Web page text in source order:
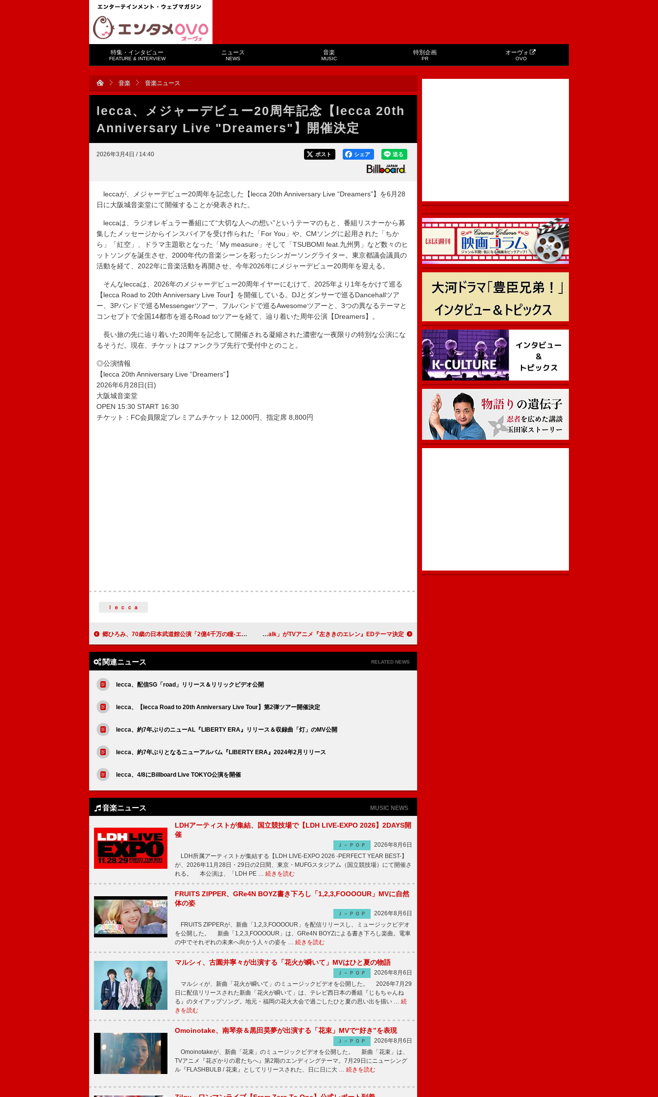
特集・インタビュー
FEATURE & INTERVIEW
ニュース
NEWS
音楽
MUSIC
特別企画
PR
オーヴォ
OVO
音楽 音楽ニュース
lecca、メジャーデビュー20周年記念【lecca 20th
Anniversary Live "Dreamers"】開催決定
2026年3月4日 / 14:40 送る
シェア
ポスト
leccaが、メジャーデビュー20周年を記念した【lecca 20th Anniversary Live “Dreamers”】を6月28
日に大阪城音楽堂にて開催することが発表された。
leccaは、ラジオレギュラー番組にて“大切な人への想い”というテーマのもと、番組リスナーから募
集したメッセージからインスパイアを受け作られた「For You」や、CMソングに起用された「ちか
ら」「紅空」、ドラマ主題歌となった「My measure」そして「TSUBOMI feat.九州男」など数々のヒ
ットソングを誕生させ、2000年代の音楽シーンを彩ったシンガーソングライター。東京都議会議員の
活動を経て、2022年に音楽活動を再開させ、今年2026年にメジャーデビュー20周年を迎える。
そんなleccaは、2026年のメジャーデビュー20周年イヤーにむけて、2025年より1年をかけて巡る
【lecca Road to 20th Anniversary Live Tour】を開催している。DJとダンサーで巡るDancehallツア
ー、3Pバンドで巡るMessengerツアー、フルバンドで巡るAwesomeツアーと、3つの異なるテーマと
コンセプトで全国14都市を巡るRoad toツアーを経て、辿り着いた周年公演【Dreamers】。
長い旅の先に辿り着いた20周年を記念して開催される凝縮された濃密な一夜限りの特別な公演にな
るそうだ。現在、チケットはファンクラブ先行で受付中とのこと。
◎公演情報
【lecca 20th Anniversary Live “Dreamers”】
2026年6月28日(日)
大阪城音楽堂
OPEN 15:30 START 16:30
チケット：FC会員限定プレミアムチケット 12,000円、指定席 8,800円
ｌｅｃｃａ
郷ひろみ、70歳の日本武道館公演「2億4千万の瞳-エキゾチック・ジャパン-」映像公開 紫 今、新曲「New Walk」がTVアニメ『左ききのエレン』EDテーマ決定
関連ニュース RELATED NEWS
lecca、配信SG「road」リリース＆リリックビデオ公開
lecca、【lecca Road to 20th Anniversary Live Tour】第2弾ツアー開催決定
lecca、約7年ぶりのニューAL『LIBERTY ERA』リリース＆収録曲「灯」のMV公開
lecca、約7年ぶりとなるニューアルバム『LIBERTY ERA』2024年2月リリース
lecca、4/8にBillboard Live TOKYO公演を開催
音楽ニュース MUSIC NEWS
LDHアーティストが集結、国立競技場で【LDH LIVE-EXPO 2026】2DAYS開
催
Ｊ－ＰＯＰ
2026年8月6日
LDH所属アーティストが集結する【LDH LIVE-EXPO 2026 -PERFECT YEAR BEST-】
が、2026年11月28日・29日の2日間、東京・MUFGスタジアム（国立競技場）にて開催さ
れる。 本公演は、「LDH PE … 続きを読む
FRUITS ZIPPER、GRe4N BOYZ書き下ろし「1,2,3,FOOOOUR」MVに自然
体の姿
Ｊ－ＰＯＰ
2026年8月6日
FRUITS ZIPPERが、新曲「1,2,3,FOOOOUR」を配信リリースし、ミュージックビデオ
を公開した。 新曲「1,2,3,FOOOOUR」は、GRe4N BOYZによる書き下ろし楽曲。電車
の中でそれぞれの未来へ向かう人々の姿を … 続きを読む
マルシィ、古園井寧々が出演する「花火が瞬いて」MVはひと夏の物語
Ｊ－ＰＯＰ
2026年8月6日
マルシィが、新曲「花火が瞬いて」のミュージックビデオを公開した。 2026年7月29
日に配信リリースされた新曲「花火が瞬いて」は、テレビ西日本の番組『じもちゃんね
る』のタイアップソング。地元・福岡の花火大会で過ごしたひと夏の思い出を描い … 続
きを読む
Omoinotake、南琴奈＆黒田昊夢が出演する「花束」MVで“好き”を表現
Ｊ－ＰＯＰ
2026年8月6日
Omoinotakeが、新曲「花束」のミュージックビデオを公開した。 新曲「花束」は、
TVアニメ『花ざかりの君たちへ』第2期のエンディングテーマ。7月29日にニューシング
ル『FLASHBULB / 花束』としてリリースされた、日に日に大 … 続きを読む